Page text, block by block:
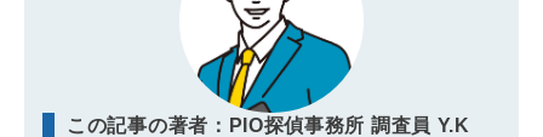
この記事の著者：PIO探偵事務所 調査員 Y.K